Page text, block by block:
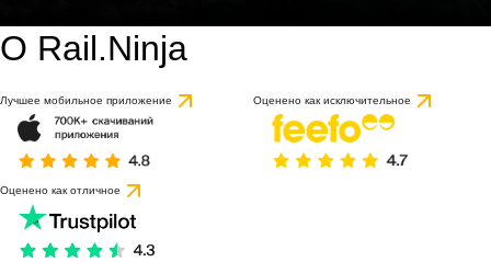
О Rail.Ninja
Лучшее мобильное приложение Оценено как исключительное
Оценено как отличное